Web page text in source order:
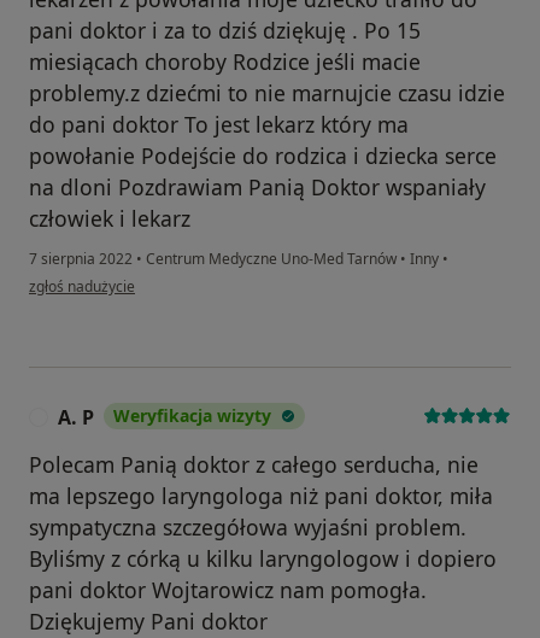
pani doktor i za to dziś dziękuję . Po 15
miesiącach choroby Rodzice jeśli macie
problemy.z dziećmi to nie marnujcie czasu idzie
do pani doktor To jest lekarz który ma
powołanie Podejście do rodzica i dziecka serce
na dloni Pozdrawiam Panią Doktor wspaniały
człowiek i lekarz
7 sierpnia 2022 • Centrum Medyczne Uno-Med Tarnów • Inny •
w opinii użytkownika Jaroslaw
zgłoś nadużycie
A. P Weryfikacja wizyty
Polecam Panią doktor z całego serducha, nie
ma lepszego laryngologa niż pani doktor, miła
sympatyczna szczegółowa wyjaśni problem.
Byliśmy z córką u kilku laryngologow i dopiero
pani doktor Wojtarowicz nam pomogła.
Dziękujemy Pani doktor